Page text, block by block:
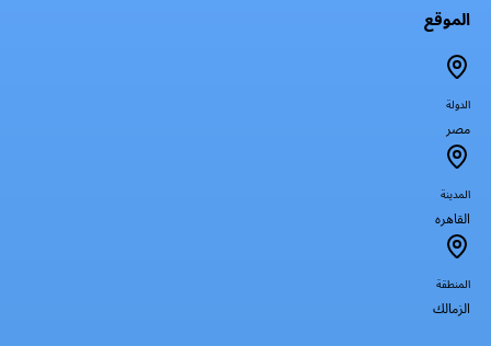
الموقع
الدولة
مصر
المدينة
القاهره
المنطقة
الزمالك